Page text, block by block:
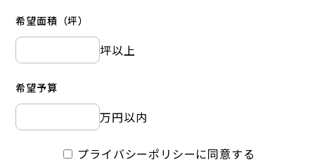
希望面積（坪）
坪以上
希望予算
万円以内
プライバシーポリシーに同意する